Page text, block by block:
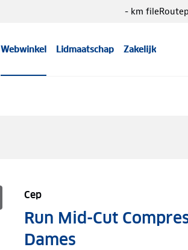
Webwinkel Lidmaatschap Zakelijk
- km file
Cep
Run Mid-Cut
Dames